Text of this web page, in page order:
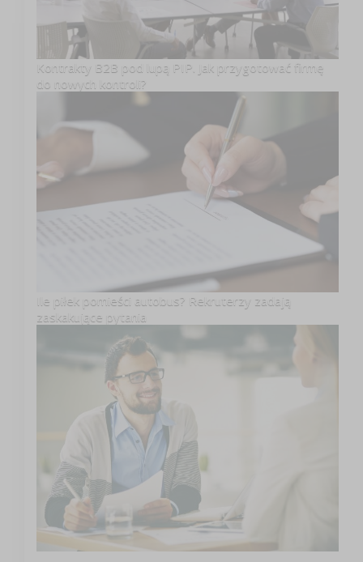
Kontrakty B2B pod lupą PIP. Jak przygotować firmę
do nowych kontroli?
Ile piłek pomieści autobus? Rekruterzy zadają
zaskakujące pytania